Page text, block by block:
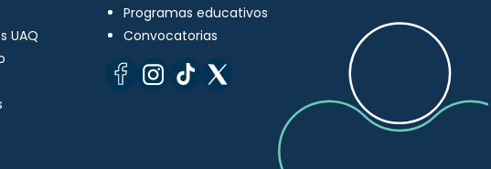
UAQ
Programas educativos
Convocatorias